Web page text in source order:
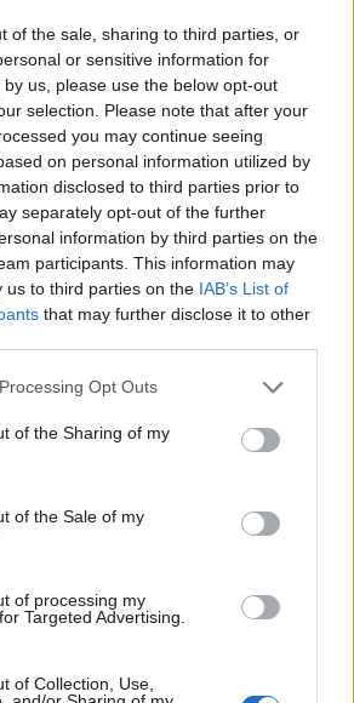
of the sale, sharing to third parties, or
or sensitive information for
us, please use the below opt-out
selection. Please note that after your
you may continue seeing
on personal information utilized by
disclosed to third parties prior to
separately opt-out of the further
information by third parties on the
participants. This information may
us to third parties on the IAB’s List of
that may further disclose it to other
website/app uses one or more Google
or usage behaviour. You may click to
to Google and its third-party tags to
specified purposes in below Google
Opt Outs
of the Sharing of my
of the Sale of my
of processing my
Targeted Advertising.
of Collection, Use,
av på de kortere løpene nå før
fartsreserver i kroppen så har
uansett distanse.
har du til sesongen?
så lenge at det er pallen og seier
nå, og først og fremst de lange,
er å gjøre det bra på alle
store klassikerne med mest
Vasaloppet og Birken. Jeg
og seks i Vasaloppet de to
på tide å komme seg på pallen,
Langrenn.com, og legger til:
jul handler om å komme i gang,
se hvordan man ligger an.
i slag. Jeg gleder meg.
første langløp: Bad
på 35 kilometer.